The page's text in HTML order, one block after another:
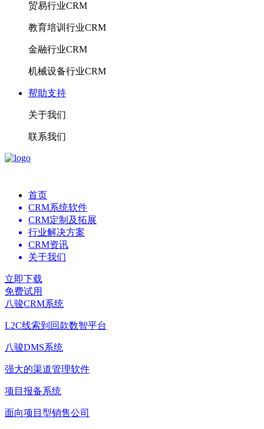
贸易行业CRM
教育培训行业CRM
金融行业CRM
机械设备行业CRM
帮助支持
关于我们
联系我们
首页
CRM系统软件
CRM定制及拓展
行业解决方案
CRM资讯
关于我们
立即下载
免费试用
八骏CRM系统
L2C线索到回款数智平台
八骏DMS系统
强大的渠道管理软件
项目报备系统
面向项目型销售公司